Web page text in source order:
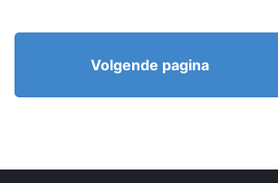
Volgende pagina